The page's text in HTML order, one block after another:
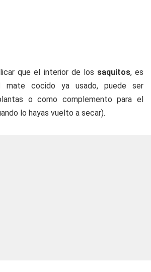
que el interior de los saquitos, es
cocido ya usado, puede ser
o como complemento para el
lo hayas vuelto a secar).